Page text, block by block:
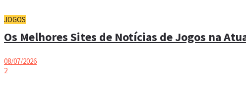
JOGOS
Os Melhores Sites de Notícias de Jogos na
08/07/2026
2